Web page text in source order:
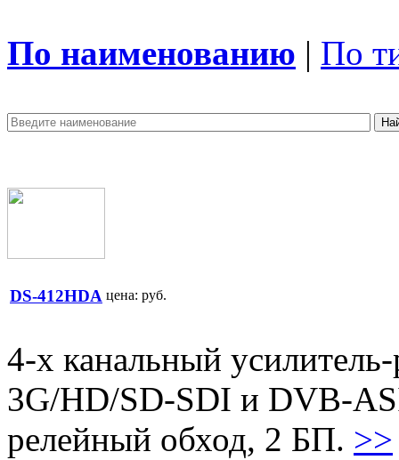
По наименованию | По
DS-412HDA цена: руб.
4-x канальный
3G/HD/SD-SDI и DVB-
релейный обход, 2 БП. >>